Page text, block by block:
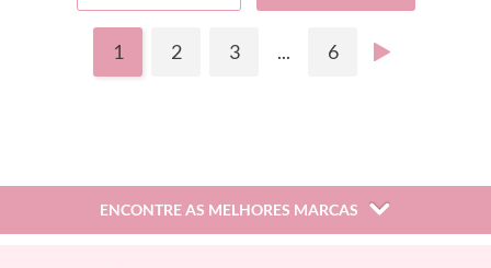
1 2 3 ... 6
ENCONTRE AS MELHORES MARCAS